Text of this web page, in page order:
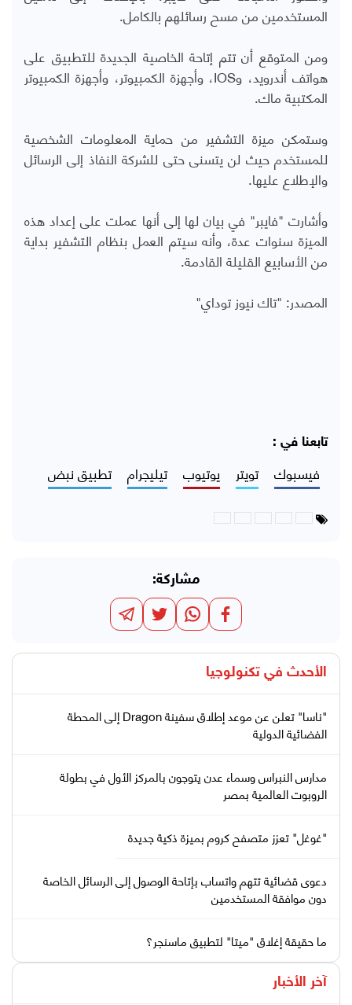
المستخدمين من مسح رسائلهم بالكامل.
ومن المتوقع أن تتم إتاحة الخاصية الجديدة للتطبيق على
هواتف أندرويد، وIOS، وأجهزة الكمبيوتر، وأجهزة الكمبيوتر
المكتبية ماك.
وستمكن ميزة التشفير من حماية المعلومات الشخصية
للمستخدم حيث لن يتسنى حتى للشركة النفاذ إلى الرسائل
والإطلاع عليها.
وأشارت "فايبر" في بيان لها إلى أنها عملت على إعداد هذه
الميزة سنوات عدة، وأنه سيتم العمل بنظام التشفير بداية
من الأسابيع القليلة القادمة.
المصدر: "تاك نيوز توداي"
تابعنا في :
فيسبوك تويتر يوتيوب تيليجرام تطبيق نبض
مشاركة:
الأحدث في تكنولوجيا
"ناسا" تعلن عن موعد إطلاق سفينة Dragon إلى المحطة
الفضائية الدولية
مدارس النبراس وسماء عدن يتوجون بالمركز الأول في بطولة
الروبوت العالمية بمصر
"غوغل" تعزز متصفح كروم بميزة ذكية جديدة
دعوى قضائية تتهم واتساب بإتاحة الوصول إلى الرسائل الخاصة
دون موافقة المستخدمين
ما حقيقة إغلاق "ميتا" لتطبيق ماسنجر؟
آخر الأخبار